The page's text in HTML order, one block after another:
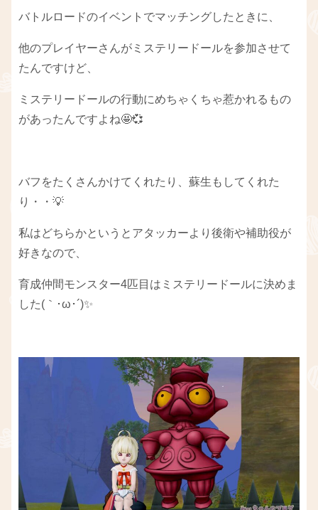
バトルロードのイベントでマッチングしたときに、
他のプレイヤーさんがミステリードールを参加させて
たんですけど、
ミステリードールの行動にめちゃくちゃ惹かれるもの
があったんですよね🤩💞
バフをたくさんかけてくれたり、蘇生もしてくれた
り・・💡
私はどちらかというとアタッカーより後衛や補助役が
好きなので、
育成仲間モンスター4匹目はミステリードールに決めま
した(｀･ω･´)✨